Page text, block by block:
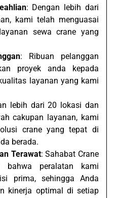
: Dengan lebih dari
kami telah menguasai
sewa crane yang
: Ribuan pelanggan
proyek anda kepada
layanan yang kami
lebih dari 20 lokasi dan
cakupan layanan, kami
crane yang tepat di
berada.
Terawat: Sahabat Crane
bahwa peralatan kami
prima, sehingga Anda
kinerja optimal di setiap